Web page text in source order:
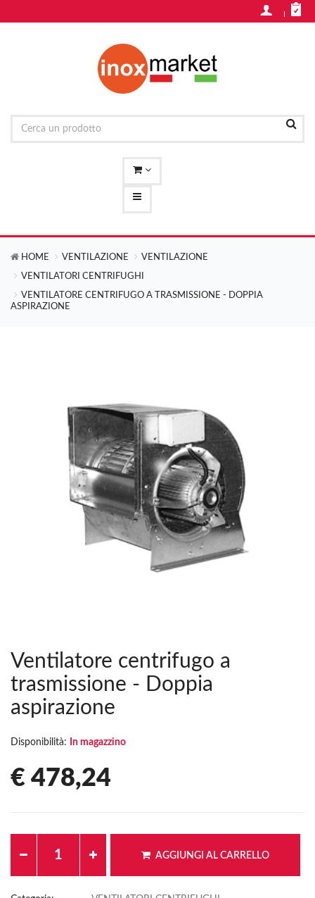
HOME VENTILAZIONE VENTILAZIONE
VENTILATORI CENTRIFUGHI
VENTILATORE CENTRIFUGO A TRASMISSIONE - DOPPIA
ASPIRAZIONE
Ventilatore centrifugo a
trasmissione - Doppia
aspirazione
Disponibilità: In magazzino
€ 478,24
AGGIUNGI AL CARRELLO